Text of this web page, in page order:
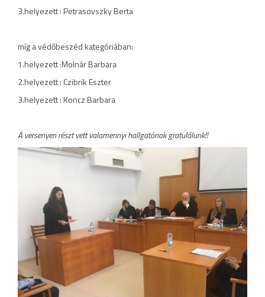
3.helyezett : Petrasovszky Berta
míg a védőbeszéd kategóriában:
1.helyezett :Molnár Barbara
2.helyezett : Czibrik Eszter
3.helyezett : Koncz Barbara
A versenyen részt vett valamennyi hallgatónak gratulálunk!!